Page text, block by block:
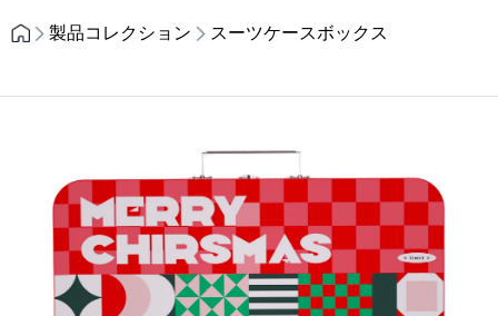
製品コレクション
スーツケースボックス